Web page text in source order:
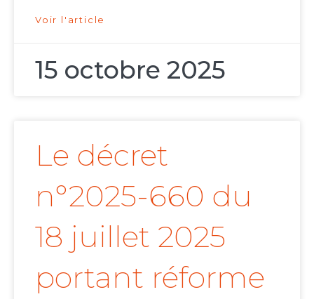
Voir l'article
15 octobre 2025
Le décret
n°2025-660 du
18 juillet 2025
portant réforme